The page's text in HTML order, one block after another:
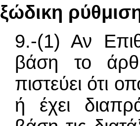
ξώδικη
9.-(1) Αν
βάση το
πιστεύει ότι
ή έχει